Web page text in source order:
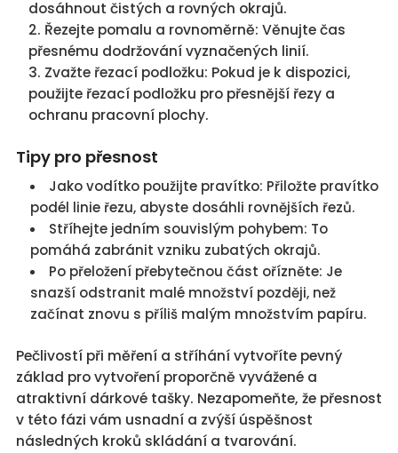
dosáhnout čistých a rovných okrajů.
Řezejte pomalu a rovnoměrně: Věnujte čas
přesnému dodržování vyznačených linií.
Zvažte řezací podložku: Pokud je k dispozici,
použijte řezací podložku pro přesnější řezy a
ochranu pracovní plochy.
Tipy pro přesnost
Jako vodítko použijte pravítko: Přiložte pravítko
podél linie řezu, abyste dosáhli rovnějších řezů.
Stříhejte jedním souvislým pohybem: To
pomáhá zabránit vzniku zubatých okrajů.
Po přeložení přebytečnou část ořízněte: Je
snazší odstranit malé množství později, než
začínat znovu s příliš malým množstvím papíru.
Pečlivostí při měření a stříhání vytvoříte pevný
základ pro vytvoření proporčně vyvážené a
atraktivní dárkové tašky. Nezapomeňte, že přesnost
v této fázi vám usnadní a zvýší úspěšnost
následných kroků skládání a tvarování.